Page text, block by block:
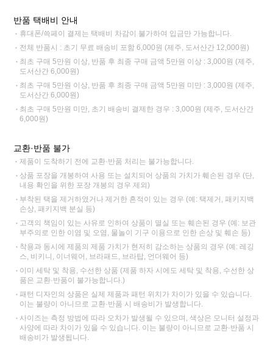
반품 택배비 안내
휴대폰/쓱페이 결제는 택배비 차감이 불가하여 입금만 가능합니다.
전체 반품시 : 초기 무료 배송비 포함 6,000원 (제주, 도서산간 12,000원)
최초 구매 5만원 이상, 반품 후 최종 구매 금액 5만원 이상 : 3,000원 (제주,
도서산간 6,000원)
최초 구매 5만원 이상, 반품 후 최종 구매 금액 5만원 미만 : 3,000원 (제주,
도서산간 6,000원)
최초 구매 5만원 미만, 초기 배송비 결제한 경우 : 3,000원 (제주, 도서산간
6,000원)
교환·반품 불가
제품이 도착하기 전에 교환·반품 처리는 불가능합니다.
상품 포장을 개봉하여 사용 또는 설치되어 상품의 가치가 훼손된 경우 (단,
내용 확인을 위한 포장 개봉의 경우 제외)
부착된 택을 제거하였거나 제거한 흔적이 있는 경우 (예: 택제거, 패키지백
손상, 패키지백 분실 등)
고객의 책임이 있는 사유로 인하여 상품이 멸실 또는 훼손된 경우 (예: 보관
부주의로 인한 이염 및 오염, 물놀이 기구 이용으로 인한 손상 및 훼손 등)
착용과 동시에 제품의 제품 가치가 현저히 감소하는 상품의 경우 (예: 레깅
스, 비키니, 이너웨어, 브라패드, 브라탑, 언더웨어 등)
이미 세탁 및 착용, 수선한 상품 (제품 하자 시에도 세탁 및 착용, 수선한 상
품은 교환·반품이 불가능합니다.)
패턴 디자인의 상품은 실제 제품과 패턴 위치가 차이가 있을 수 있습니다.
이는 불량이 아니므로 교환·반품 시 배송비가 발생합니다.
사이즈는 측정 방법에 따라 오차가 발생될 수 있으며, 색상은 모니터 설정과
사양에 따라 차이가 있을 수 있습니다. 이는 불량이 아니므로 교환·반품 시
배송비가 발생됩니다.